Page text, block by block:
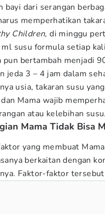
bayi dari serangan
memperhatikan
Children, di minggu
susu formula setiap
pun bertambah menjadi
jeda 3 – 4 jam dalam
usia, takaran susu
Mama wajib
atau kelebihan susu.
Mama Tidak Bisa
yang membuat
berkaitan dengan
Faktor-faktor